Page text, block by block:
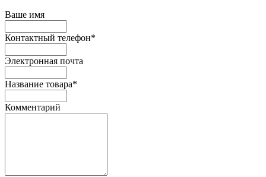
Ваше имя
Контактный телефон*
Электронная почта
Название товара*
Комментарий